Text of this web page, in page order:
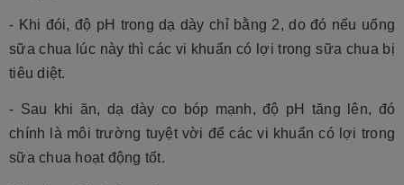
- Khi đói, độ pH trong dạ dày chỉ bằng 2, do đó nếu uống
sữa chua lúc này thì các vi khuẩn có lợi trong sữa chua bị
tiêu diệt.
- Sau khi ăn, dạ dày co bóp mạnh, độ pH tăng lên, đó
chính là môi trường tuyệt vời để các vi khuẩn có lợi trong
sữa chua hoạt động tốt.